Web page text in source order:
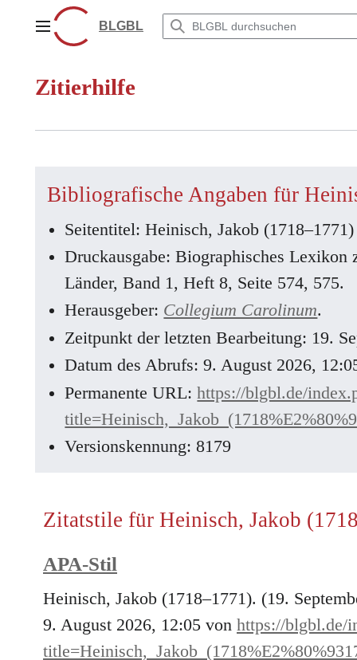
springenHauptmenüBLGBL
Zitierhilfe
Bibliografische Angaben für
Seitentitel: Heinisch, Jakob (1718–1771)
Druckausgabe: Biographisches Lexikon
Länder, Band 1, Heft 8, Seite 574, 575.
Herausgeber: Collegium Carolinum.
Zeitpunkt der letzten Bearbeitung: 19.
Datum des Abrufs: 9. August 2026,
Permanente URL:https://blgbl.de/
Versionskennung: 8179
Zitatstile für Heinisch, Jakob
APA-Stil
Heinisch, Jakob (1718–1771). (19.
9. August 2026, 12:05 von https://blgbl.de/